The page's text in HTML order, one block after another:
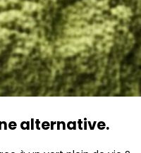
alternative.